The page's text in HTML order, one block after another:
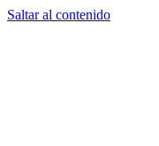
Saltar al contenido